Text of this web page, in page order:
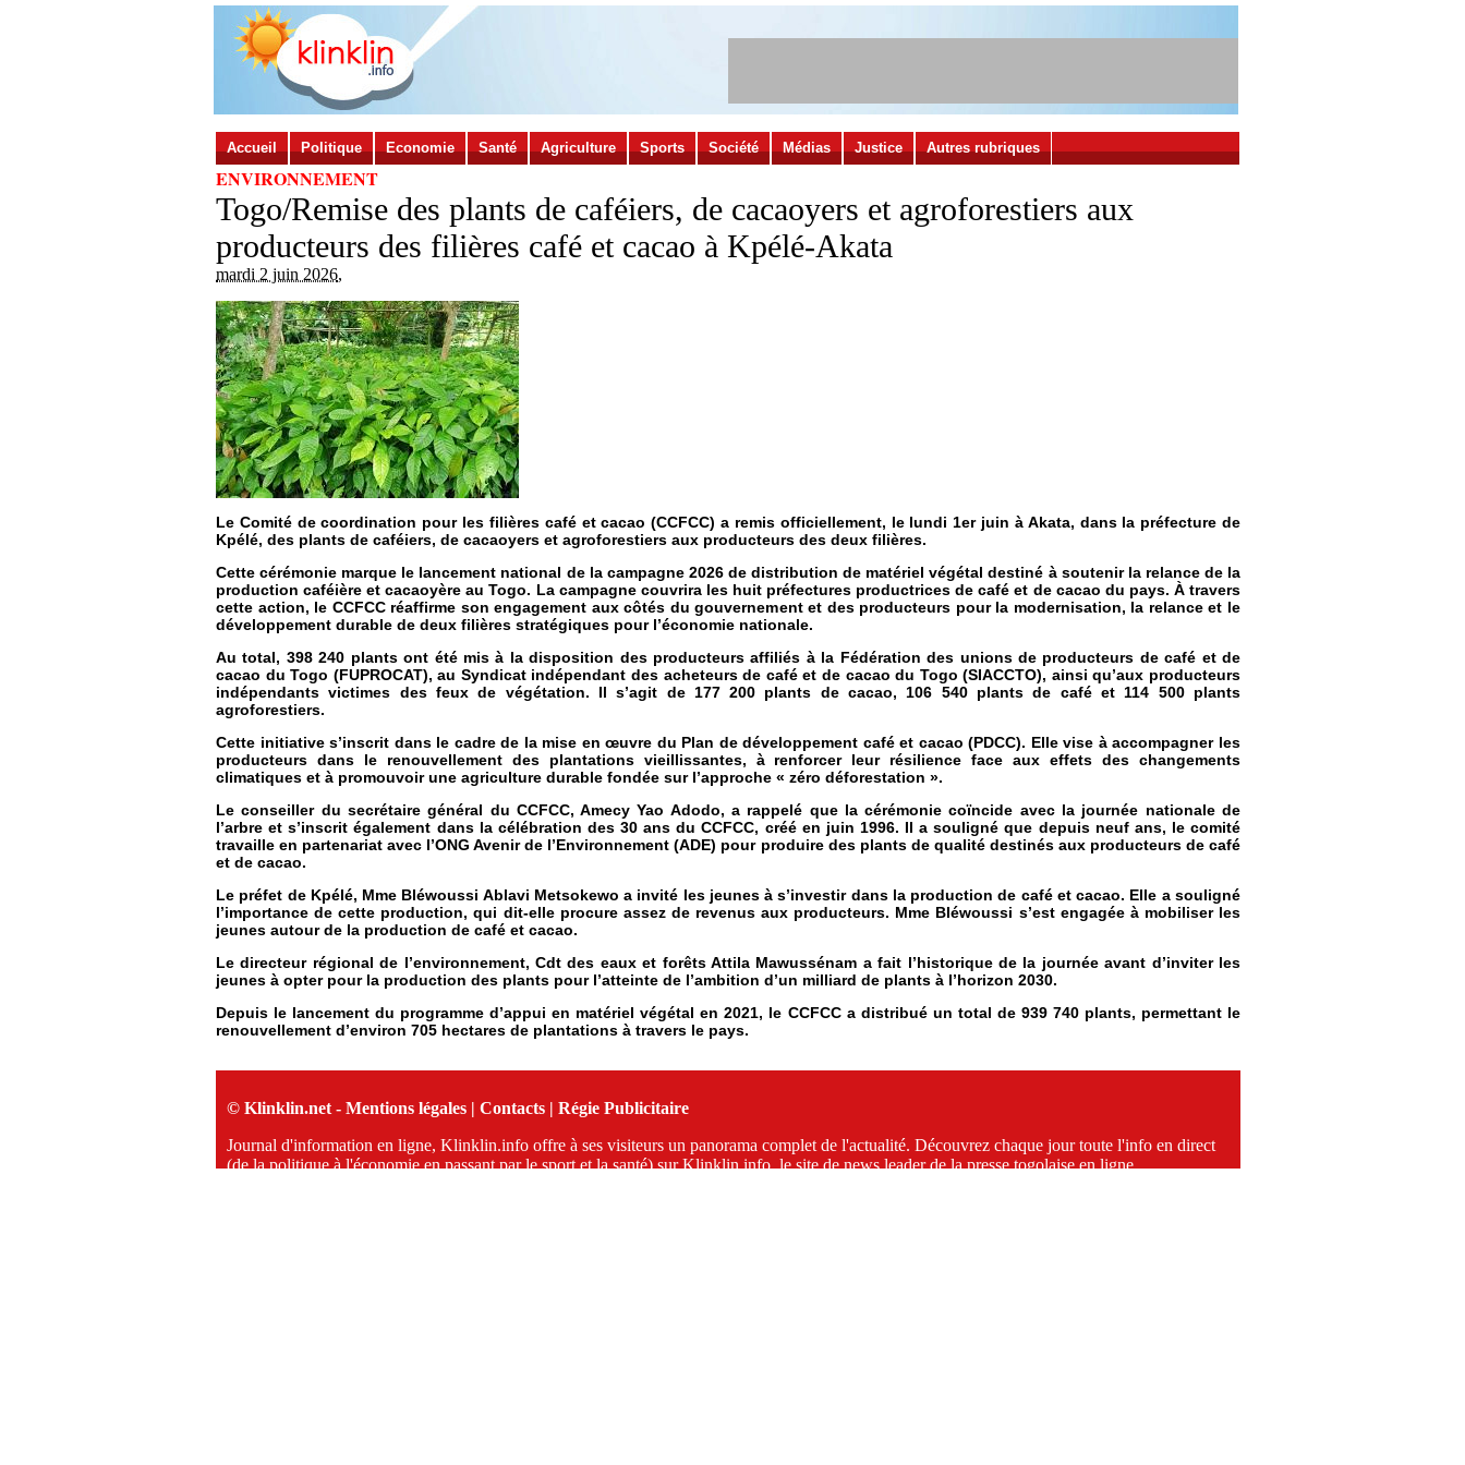
Accueil Politique Economie Santé Agriculture Sports Société Médias Justice Autres rubriques
ENVIRONNEMENT
Togo/Remise des plants de caféiers, de cacaoyers et agroforestiers aux
producteurs des filières café et cacao à Kpélé-Akata
mardi 2 juin 2026,
Le Comité de coordination pour les filières café et cacao (CCFCC) a remis officiellement, le lundi 1er juin à Akata, dans la préfecture de
Kpélé, des plants de caféiers, de cacaoyers et agroforestiers aux producteurs des deux filières.
Cette cérémonie marque le lancement national de la campagne 2026 de distribution de matériel végétal destiné à soutenir la relance de la
production caféière et cacaoyère au Togo. La campagne couvrira les huit préfectures productrices de café et de cacao du pays. À travers
cette action, le CCFCC réaffirme son engagement aux côtés du gouvernement et des producteurs pour la modernisation, la relance et le
développement durable de deux filières stratégiques pour l’économie nationale.
Au total, 398 240 plants ont été mis à la disposition des producteurs affiliés à la Fédération des unions de producteurs de café et de
cacao du Togo (FUPROCAT), au Syndicat indépendant des acheteurs de café et de cacao du Togo (SIACCTO), ainsi qu’aux producteurs
indépendants victimes des feux de végétation. Il s’agit de 177 200 plants de cacao, 106 540 plants de café et 114 500 plants
agroforestiers.
Cette initiative s’inscrit dans le cadre de la mise en œuvre du Plan de développement café et cacao (PDCC). Elle vise à accompagner les
producteurs dans le renouvellement des plantations vieillissantes, à renforcer leur résilience face aux effets des changements
climatiques et à promouvoir une agriculture durable fondée sur l’approche « zéro déforestation ».
Le conseiller du secrétaire général du CCFCC, Amecy Yao Adodo, a rappelé que la cérémonie coïncide avec la journée nationale de
l’arbre et s’inscrit également dans la célébration des 30 ans du CCFCC, créé en juin 1996. Il a souligné que depuis neuf ans, le comité
travaille en partenariat avec l’ONG Avenir de l’Environnement (ADE) pour produire des plants de qualité destinés aux producteurs de café
et de cacao.
Le préfet de Kpélé, Mme Bléwoussi Ablavi Metsokewo a invité les jeunes à s’investir dans la production de café et cacao. Elle a souligné
l’importance de cette production, qui dit-elle procure assez de revenus aux producteurs. Mme Bléwoussi s’est engagée à mobiliser les
jeunes autour de la production de café et cacao.
Le directeur régional de l’environnement, Cdt des eaux et forêts Attila Mawussénam a fait l’historique de la journée avant d’inviter les
jeunes à opter pour la production des plants pour l’atteinte de l’ambition d’un milliard de plants à l’horizon 2030.
Depuis le lancement du programme d’appui en matériel végétal en 2021, le CCFCC a distribué un total de 939 740 plants, permettant le
renouvellement d’environ 705 hectares de plantations à travers le pays.
© Klinklin.net - Mentions légales | Contacts | Régie Publicitaire
Journal d'information en ligne, Klinklin.info offre à ses visiteurs un panorama complet de l'actualité. Découvrez chaque jour toute l'info en direct
(de la politique à l'économie en passant par le sport et la santé) sur Klinklin.info, le site de news leader de la presse togolaise en ligne.